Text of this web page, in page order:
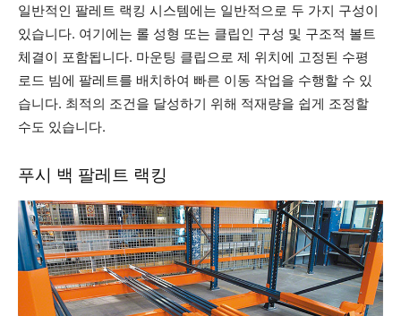
일반적인 팔레트 랙킹 시스템에는 일반적으로 두 가지 구성이
있습니다. 여기에는 롤 성형 또는 클립인 구성 및 구조적 볼트
체결이 포함됩니다. 마운팅 클립으로 제 위치에 고정된 수평
로드 빔에 팔레트를 배치하여 빠른 이동 작업을 수행할 수 있
습니다. 최적의 조건을 달성하기 위해 적재량을 쉽게 조정할
수도 있습니다.
푸시 백 팔레트 랙킹